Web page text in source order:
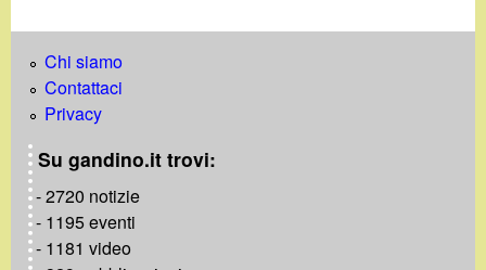
Chi siamo
Contattaci
Privacy
Su gandino.it trovi:
- 2720 notizie
- 1195 eventi
- 1181 video